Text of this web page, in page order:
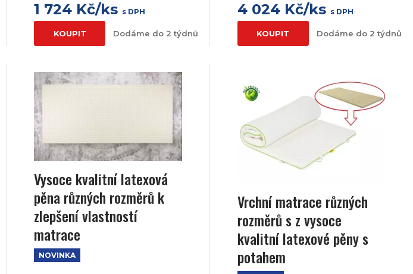
1 724 Kč/ks s DPH
KOUPIT Dodáme do 2 týdnů
4 024 Kč/ks s DPH
KOUPIT Dodáme do 2 týdnů
Vysoce kvalitní latexová
pěna různých rozměrů k
zlepšení vlastností
matrace
NOVINKA
Vrchní matrace různých
rozměrů s z vysoce
kvalitní latexové pěny s
potahem